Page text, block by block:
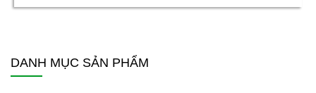
DANH MỤC SẢN PHẨM